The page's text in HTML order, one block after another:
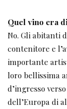
Quel vino era
No. Gli abitanti
contenitore e
importante
loro bellissima
d’ingresso
dell’Europa di